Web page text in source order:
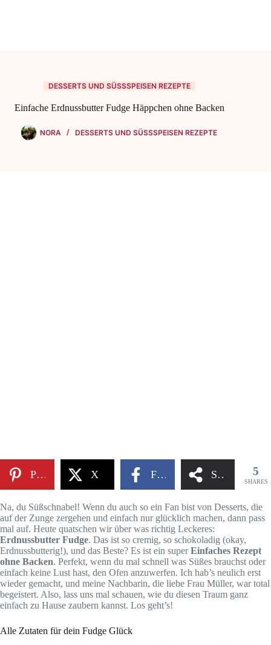
DESSERTS UND SÜSSSPEISEN REZEPTE
Einfache Erdnussbutter Fudge Häppchen ohne Backen
NORA DESSERTS UND SÜSSSPEISEN REZEPTE
Pinterest X Facebook Share 5
SHARES
Na, du Süßschnabel! Wenn du auch so ein Fan bist von Desserts, die
auf der Zunge zergehen und einfach nur glücklich machen, dann pass
mal auf. Heute quatschen wir über was richtig Leckeres:
Erdnussbutter Fudge. Das ist so cremig, so schokoladig (okay,
Erdnussbutterig!), und das Beste? Es ist ein superEinfaches Rezept
ohne Backen. Perfekt, wenn du mal schnell was Süßes brauchst oder
einfach keine Lust hast, den Ofen anzuwerfen. Ich hab’s neulich erst
wieder gemacht, und meine Nachbarin, die liebe Frau Müller, war total
begeistert. Also, lass uns mal schauen, wie du diesen Traum ganz
einfach zu Hause zaubern kannst. Los geht’s!
Alle Zutaten für dein Fudge Glück